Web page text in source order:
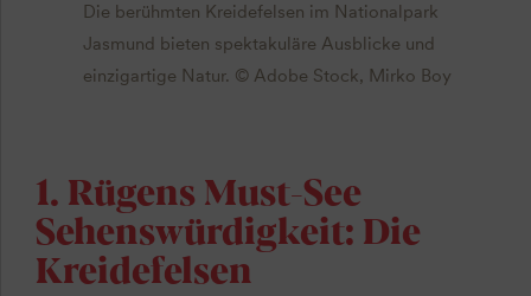
Die berühmten Kreidefelsen im Nationalpark
Jasmund bieten spektakuläre Ausblicke und
einzigartige Natur. © Adobe Stock, Mirko Boy
1. Rügens Must-See
Sehenswürdigkeit: Die
Kreidefelsen